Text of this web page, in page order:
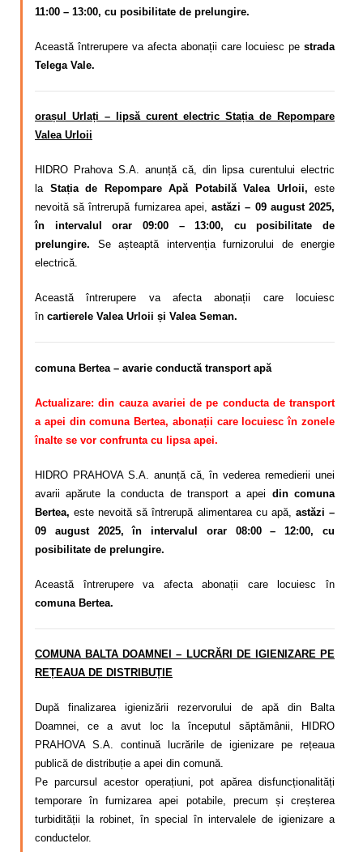
11:00 – 13:00, cu posibilitate de prelungire.
Această întrerupere va afecta abonații care locuiesc pe strada
Telega Vale.
orașul Urlați – lipsă curent electric Stația de Repompare
Valea Urloii
HIDRO Prahova S.A. anunță că, din lipsa curentului electric
la Stația de Repompare Apă Potabilă Valea Urloii, este
nevoită să întrerupă furnizarea apei,astăzi – 09 august 2025,
în intervalul orar 09:00 – 13:00, cu posibilitate de
prelungire. Se așteaptă intervenția furnizorului de energie
electrică.
Această întrerupere va afecta abonații care locuiesc
în cartierele Valea Urloii și Valea Seman.
comuna Bertea – avarie conductă transport apă
Actualizare: din cauza avariei de pe conducta de transport
a apei din comuna Bertea, abonații care locuiesc în zonele
înalte se vor confrunta cu lipsa apei.
HIDRO PRAHOVA S.A. anunță că, în vederea remedierii unei
avarii apărute la conducta de transport a apei din comuna
Bertea,este nevoită să întrerupă alimentarea cu apă, astăzi –
09 august 2025, în intervalul orar 08:00 – 12:00, cu
posibilitate de prelungire.
Această întrerupere va afecta abonații care locuiesc în
comuna Bertea.
COMUNA BALTA DOAMNEI – LUCRĂRI DE IGIENIZARE PE
REȚEAUA DE DISTRIBUȚIE
După finalizarea igienizării rezervorului de apă din Balta
Doamnei, ce a avut loc la începutul săptămânii, HIDRO
PRAHOVA S.A. continuă lucrările de igienizare pe rețeaua
publică de distribuție a apei din comună.
Pe parcursul acestor operațiuni, pot apărea disfuncționalități
temporare în furnizarea apei potabile, precum și creșterea
turbidității la robinet, în special în intervalele de igienizare a
conductelor.